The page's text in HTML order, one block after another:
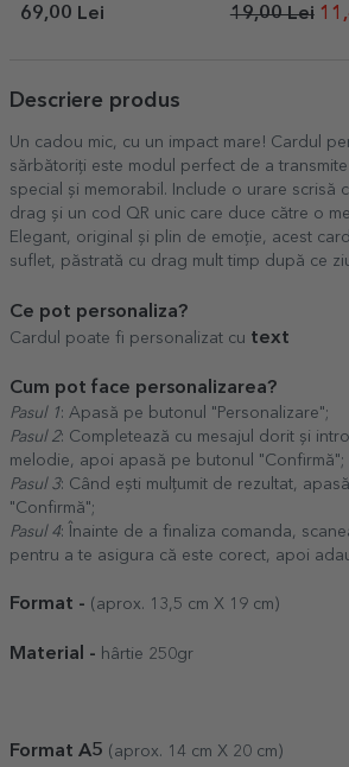
poză portret
69,00 Lei
10x12cm
19,00 Lei
Descriere produs
Un cadou mic, cu un impact mare! Cardul
sărbătoriți este modul perfect de a transmite
special și memorabil. Include o urare scrisă
drag și un cod QR unic care duce către o
Elegant, original și plin de emoție, acest
suflet, păstrată cu drag mult timp după ce
Ce pot personaliza?
Cardul poate fi personalizat cu text
Cum pot face personalizarea?
Pasul 1: Apasă pe butonul "Personalizare";
Pasul 2: Completează cu mesajul dorit și
melodie, apoi apasă pe butonul "Confirmă";
Pasul 3: Când ești mulțumit de rezultat,
"Confirmă";
Pasul 4: Înainte de a finaliza comanda,
pentru a te asigura că este corect, apoi
Format - (aprox. 13,5 cm X 19 cm)
Material - hârtie 250gr
Format A5 (aprox. 14 cm X 20 cm)